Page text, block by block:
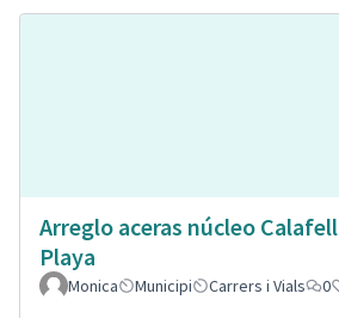
Arreglo aceras núcleo Calafell
Playa
Monica Municipi Carrers i Vials 0